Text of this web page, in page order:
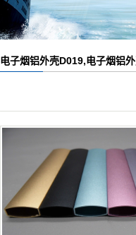
硬盘盒铝外壳
电子烟铝外壳D019,电子烟铝